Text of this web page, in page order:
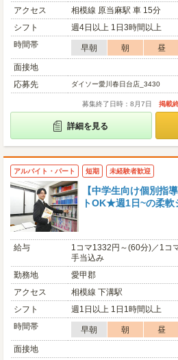
アクセス
相模線 原当麻駅 車 15分
シフト
週4日以上 1日3時間以上
時間帯
早朝 朝 昼
面接地
応募先
ダイソー愛川春日台店_3430
募集終了日時：8月7日 掲載
詳細を見る
アルバイト・パート 短期 未経験者歓迎
【中学生向け個別指
トOK★週1日~の柔軟
給与
1コマ1332円～(60分)／1
手当込み
勤務地
愛甲郡
アクセス
相模線 下溝駅
シフト
週1日以上 1日1時間以上
時間帯
早朝 朝 昼
面接地